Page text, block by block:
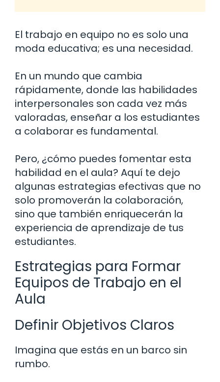
El trabajo en equipo no es solo una
moda educativa; es una necesidad.
En un mundo que cambia
rápidamente, donde las habilidades
interpersonales son cada vez más
valoradas, enseñar a los estudiantes
a colaborar es fundamental.
Pero, ¿cómo puedes fomentar esta
habilidad en el aula? Aquí te dejo
algunas estrategias efectivas que no
solo promoverán la colaboración,
sino que también enriquecerán la
experiencia de aprendizaje de tus
estudiantes.
Estrategias para Formar
Equipos de Trabajo en el
Aula
Definir Objetivos Claros
Imagina que estás en un barco sin
rumbo.